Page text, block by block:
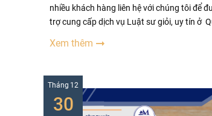
nhiều khách hàng liên hệ với chúng tôi để
trợ cung cấp dịch vụ Luật sư giỏi, uy tín ở
không tránh khỏi những thắc mắc như:
Xem thêm
Tháng 12
30